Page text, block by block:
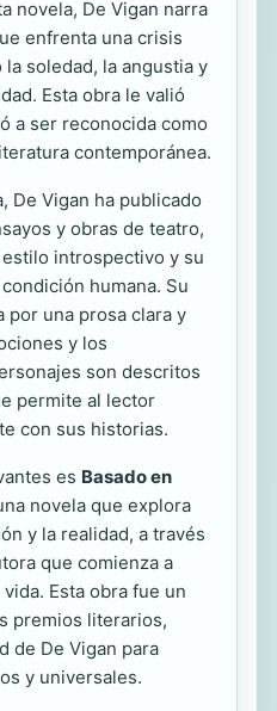
novela, De Vigan narra
enfrenta una crisis
soledad, la angustia y
Esta obra le valió
a ser reconocida como
contemporánea.
De Vigan ha publicado
y obras de teatro,
introspectivo y su
humana. Su
por una prosa clara y
y los
son descritos
permite al lector
con sus historias.
es Basado en
novela que explora
y la realidad, a través
que comienza a
Esta obra fue un
premios literarios,
de De Vigan para
y universales.